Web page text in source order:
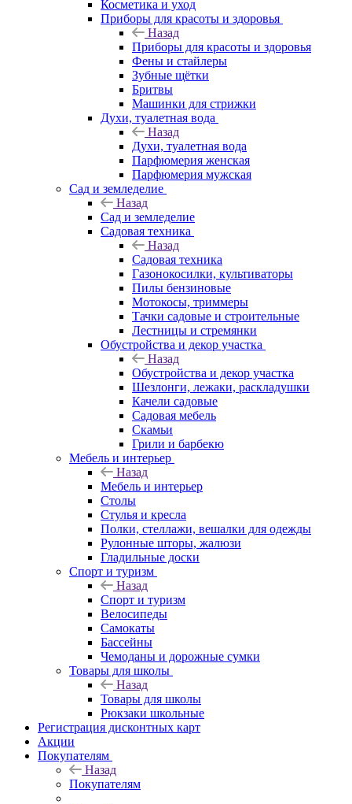
Косметика и уход
Приборы для красоты и здоровья
Назад
Приборы для красоты и здоровья
Фены и стайлеры
Зубные щётки
Бритвы
Машинки для стрижки
Духи, туалетная вода
Назад
Духи, туалетная вода
Парфюмерия женская
Парфюмерия мужская
Сад и земледелие
Назад
Сад и земледелие
Садовая техника
Назад
Садовая техника
Газонокосилки, культиваторы
Пилы бензиновые
Мотокосы, триммеры
Тачки садовые и строительные
Лестницы и стремянки
Обустройства и декор участка
Назад
Обустройства и декор участка
Шезлонги, лежаки, раскладушки
Качели садовые
Садовая мебель
Скамьи
Грили и барбекю
Мебель и интерьер
Назад
Мебель и интерьер
Столы
Стулья и кресла
Полки, стеллажи, вешалки для одежды
Рулонные шторы, жалюзи
Гладильные доски
Спорт и туризм
Назад
Спорт и туризм
Велосипеды
Самокаты
Бассейны
Чемоданы и дорожные сумки
Товары для школы
Назад
Товары для школы
Рюкзаки школьные
Регистрация дисконтных карт
Акции
Покупателям
Назад
Покупателям